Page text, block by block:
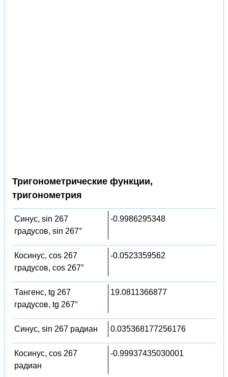
Тригонометрические функции,
тригонометрия
Синус, sin 267
градусов, sin 267°
-0.9986295348
Косинус, cos 267
градусов, cos 267°
-0.0523359562
Тангенс, tg 267
градусов, tg 267°
19.0811366877
Синус, sin 267 радиан 0.035368177256176
Косинус, cos 267
радиан
-0.99937435030001